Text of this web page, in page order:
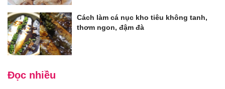
Cách làm cá nục kho tiêu không tanh,
thơm ngon, đậm đà
Đọc nhiều